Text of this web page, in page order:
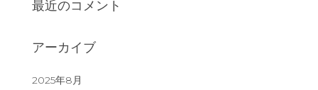
最近のコメント
アーカイブ
2025年8月